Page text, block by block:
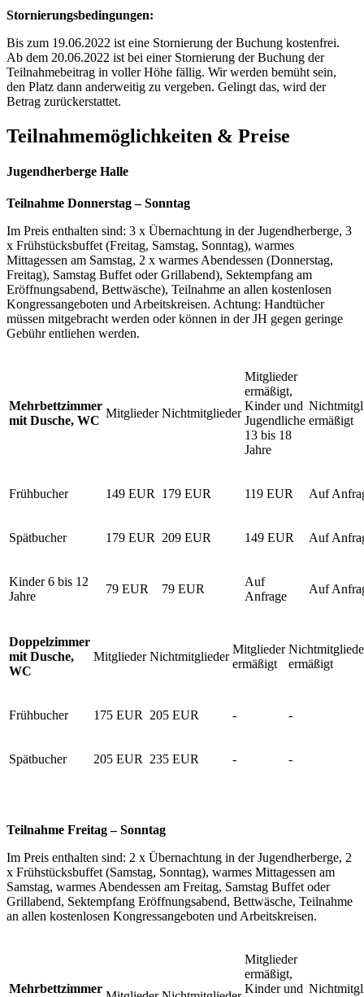
Stornierungsbedingungen:
Bis zum 19.06.2022 ist eine Stornierung der Buchung kostenfrei.
Ab dem 20.06.2022 ist bei einer Stornierung der Buchung der
Teilnahmebeitrag in voller Höhe fällig. Wir werden bemüht sein,
den Platz dann anderweitig zu vergeben. Gelingt das, wird der
Betrag zurückerstattet.
Teilnahmemöglichkeiten & Preise
Jugendherberge Halle
Teilnahme Donnerstag – Sonntag
Im Preis enthalten sind: 3 x Übernachtung in der Jugendherberge, 3
x Frühstücksbuffet (Freitag, Samstag, Sonntag), warmes
Mittagessen am Samstag, 2 x warmes Abendessen (Donnerstag,
Freitag), Samstag Buffet oder Grillabend), Sektempfang am
Eröffnungsabend, Bettwäsche), Teilnahme an allen kostenlosen
Kongressangeboten und Arbeitskreisen. Achtung: Handtücher
müssen mitgebracht werden oder können in der JH gegen geringe
Gebühr entliehen werden.
Mehrbettzimmer
mit Dusche, WC
Mitglieder Nichtmitglieder
Mitglieder
ermäßigt,
Kinder und
Jugendliche
13 bis 18
Jahre
ermäßigt
Frühbucher 149 EUR 179 EUR 119 EUR Auf
Spätbucher 179 EUR 209 EUR 149 EUR Auf
Kinder 6 bis 12
Jahre
79 EUR 79 EUR
Auf
Anfrage
Auf
Doppelzimmer
mit Dusche,
WC
Mitglieder Nichtmitglieder
Mitglieder
ermäßigt
ermäßigt
Frühbucher 175 EUR 205 EUR - -
Spätbucher 205 EUR 235 EUR - -
Teilnahme Freitag – Sonntag
Im Preis enthalten sind: 2 x Übernachtung in der Jugendherberge, 2
x Frühstücksbuffet (Samstag, Sonntag), warmes Mittagessen am
Samstag, warmes Abendessen am Freitag, Samstag Buffet oder
Grillabend, Sektempfang Eröffnungsabend, Bettwäsche, Teilnahme
an allen kostenlosen Kongressangeboten und Arbeitskreisen.
Mehrbettzimmer
Mitglieder
ermäßigt,
Kinder und